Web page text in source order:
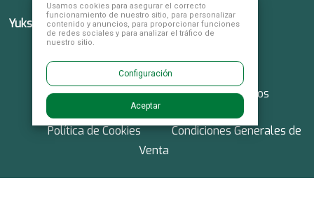
Yuksel Global
Trabaja con
Nosotros
Contacto
© 2026 Yuksel Seeds. Derechos reservados
Política de Cookies
Condiciones Generales de
Venta
Usamos cookies para asegurar el correcto
funcionamiento de nuestro sitio, para personalizar
contenido y anuncios, para proporcionar funciones
de redes sociales y para analizar el tráfico de
nuestro sitio.
Configuración
Aceptar